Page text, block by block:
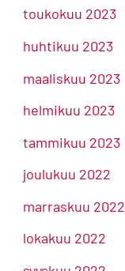
toukokuu 2023
huhtikuu 2023
maaliskuu 2023
helmikuu 2023
tammikuu 2023
joulukuu 2022
marraskuu 2022
lokakuu 2022